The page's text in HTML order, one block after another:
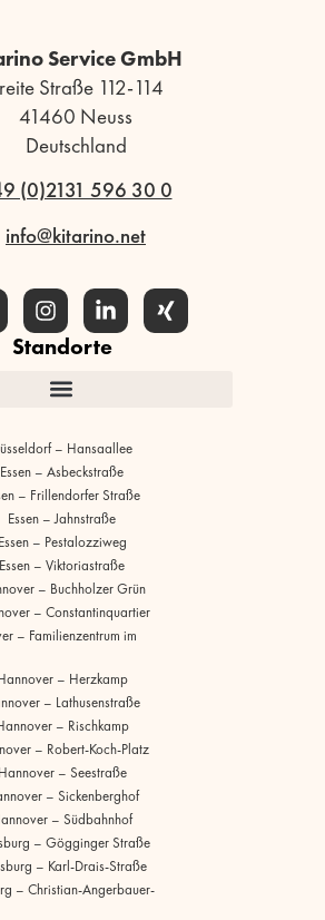
Service GmbH
Straße 112-114
41460 Neuss
Deutschland
(0)2131 596 30 0
info@kitarino.net
Standorte
– Hansaallee
Essen – Asbeckstraße
– Frillendorfer Straße
Essen – Jahnstraße
Essen – Pestalozziweg
Essen – Viktoriastraße
– Buchholzer Grün
– Constantinquartier
– Familienzentrum im
– Herzkamp
– Lathusenstraße
– Rischkamp
– Robert-Koch-Platz
Hannover – Seestraße
– Sickenberghof
– Südbahnhof
– Gögginger Straße
– Karl-Drais-Straße
– Christian-Angerbauer-